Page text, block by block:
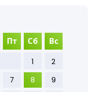
Пт Сб Вс
1
2
7 8
9